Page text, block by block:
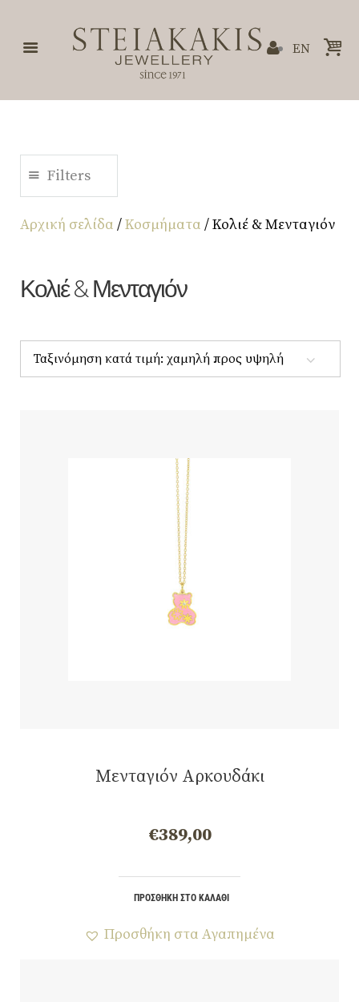
EN
Filters
Αρχική σελίδα /Κοσμήματα / Κολιέ & Μενταγιόν
Κολιέ & Μενταγιόν
Μενταγιόν Αρκουδάκι
€389,00
ΠΡΟΣΘΉΚΗ ΣΤΟ ΚΑΛΆΘΙ
Προσθήκη στα Αγαπημένα